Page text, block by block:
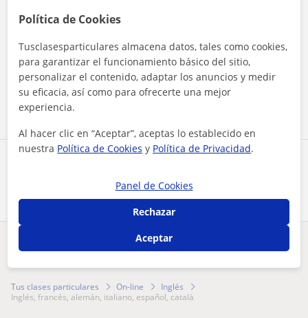
Al hacer clic, aceptas nuestroaviso legaly deprivacidad
Contactar ahora
¿Hay algún error en este perfil?Cuéntanos
Tus clases particulares On-line
Inglés
inglés, francés, alemán, italiano, español, català
Política de Cookies
Tusclasesparticulares almacena datos, tales como cookies,
para garantizar el funcionamiento básico del sitio,
personalizar el contenido, adaptar los anuncios y medir
su eficacia, así como para ofrecerte una mejor
experiencia.
Al hacer clic en “Aceptar”, aceptas lo establecido en
nuestra Política de Cookies y Política de Privacidad.
Panel de Cookies
Rechazar
Aceptar